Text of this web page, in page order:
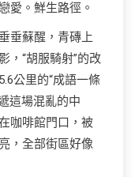
愛。鮮生路徑。
垂蘇醒，青磚上
，“胡服騎射”的改
公里的“成語一條
這場混亂的中
咖啡館門口，被
，全部街區好像